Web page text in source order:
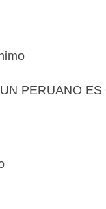
PERUANO